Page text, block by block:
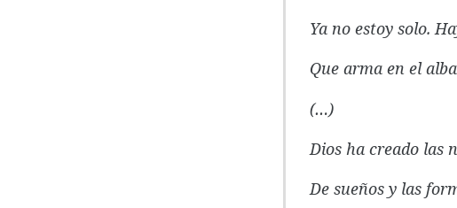
Ya no estoy solo.
Que arma en el
(…)
Dios ha creado las
De sueños y las